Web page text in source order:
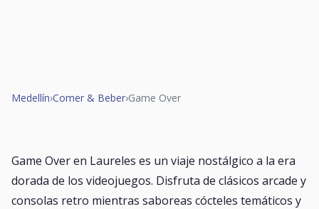
Medellín›Comer & Beber›Game Over
Game Over en Laureles es un viaje nostálgico a la era
dorada de los videojuegos. Disfruta de clásicos arcade y
consolas retro mientras saboreas cócteles temáticos y